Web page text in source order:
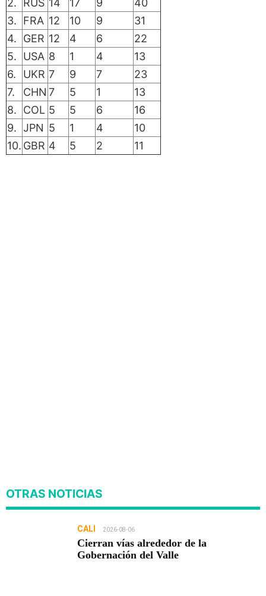
2. RUS 14 17 9
40
3.
FRA 12 10 9
31
4.
GER 12 4 6
22
5.
USA 8 1 4
13
6.
UKR 7 9 7
23
7.
CHN 7 5 1
13
8.
COL 5 5 6
16
9. JPN 5 1 4
10
10. GBR 4 5 2 11
OTRAS NOTICIAS
CALI 2026-08-06
Cierran vías alrededor de la
Gobernación del Valle